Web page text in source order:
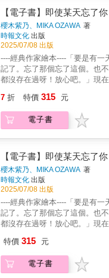
麼也都由學生自行決定。▍失敗
果塔學經歷都高人一等的順子，
帆風順，但一個小小的水果塔卻
至還因此情緒失控——或許我們
緻甜品那麼璀璨耀眼，卻可以
陷，成為扭轉失敗的「翻轉蘋
不必高貴的巧克力蛋糕人氣歌
低潮，卻堅持學做頂級蛋糕，因
創作就是完美與不完美，沒有
就像「歌劇院蛋糕」雍容華貴
所有人。▍破壞系的草莓蛋白霜
唸書，也不知道該走哪一條路
那一步——與其茫然失措，不如
像只有在渾沌裡，才能造就「伊
經典之作！一名創業失敗的甜點
的烹飪專家，一群深陷迷網的客
休息片刻的所在。就算不知道
麼樣，卻還是能感受到幸福，
最大的力量。【各界名家一致
本」版主】福澤喬感淚推薦●按
【電子書】即使某天忘了你
櫻木紫乃、MIKA OZAWA著
時報文化 出版
2025/07/08 出版
----經典作家繪本----「要是有一
記了。忘了那個忘了這個。也
都沒存在過呀！放心吧。」現
｜《家族的完成》（中央公論文
木紫乃＋插畫家MIKA OZAWA
人、步入幸福的人生、隨著年
是我的阿嬤。小登嬤最近變得
是， 媽媽說， 她一點也不覺得
不難過的自己嚇了一跳。媽媽把
的回憶打包成行李，小登嬤現在
丟下一邊生活著。媽媽會回憶
一天。然後，說不定媽媽也會
一天……」《即使某天忘了你》
館》（直木獎）、《家族的完成
文藝獎）得獎作者櫻木紫乃的
兒的母親、凝視著失去記憶的
獨自在心中刻畫著消逝的過去
7 折 特價 315 元
電子書
【電子書】即使某天忘了你
櫻木紫乃、MIKA OZAWA著
時報文化 出版
2025/07/08 出版
----經典作家繪本----「要是有一
記了。忘了那個忘了這個。也
都沒存在過呀！放心吧。」現
｜《家族的完成》（中央公論
木紫乃＋插畫家MIKA OZAWA
人、步入幸福的人生、隨著年
特價 315 元
電子書